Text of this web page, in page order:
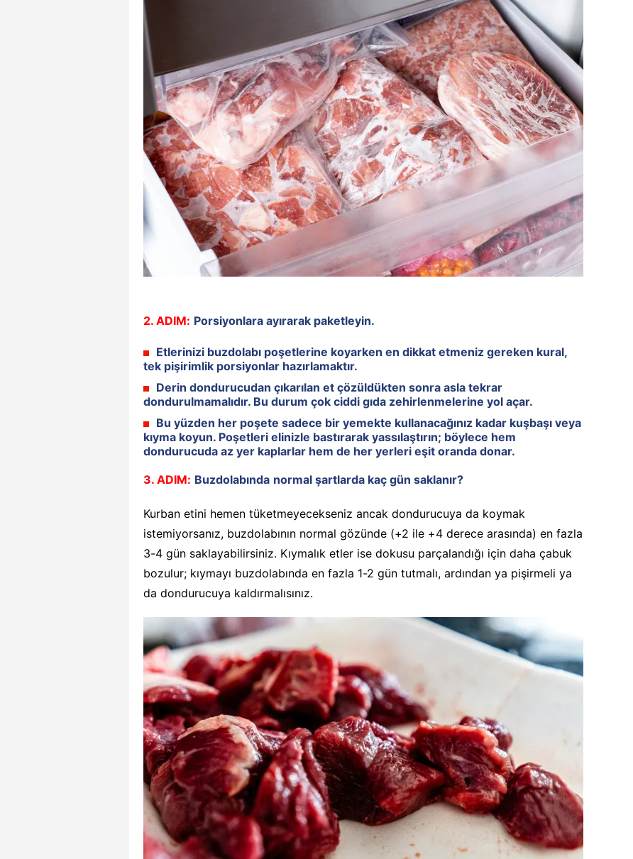
2. ADIM: Porsiyonlara ayırarak paketleyin.
Etlerinizi buzdolabı poşetlerine koyarken en dikkat etmeniz gereken kural,
tek pişirimlik porsiyonlar hazırlamaktır.
Derin dondurucudan çıkarılan et çözüldükten sonra asla tekrar
dondurulmamalıdır. Bu durum çok ciddi gıda zehirlenmelerine yol açar.
Bu yüzden her poşete sadece bir yemekte kullanacağınız kadar kuşbaşı veya
kıyma koyun. Poşetleri elinizle bastırarak yassılaştırın; böylece hem
dondurucuda az yer kaplarlar hem de her yerleri eşit oranda donar.
3. ADIM: Buzdolabında normal şartlarda kaç gün saklanır?
Kurban etini hemen tüketmeyecekseniz ancak dondurucuya da koymak
istemiyorsanız, buzdolabının normal gözünde (+2 ile +4 derece arasında) en fazla
3-4 gün saklayabilirsiniz. Kıymalık etler ise dokusu parçalandığı için daha çabuk
bozulur; kıymayı buzdolabında en fazla 1-2 gün tutmalı, ardından ya pişirmeli ya
da dondurucuya kaldırmalısınız.